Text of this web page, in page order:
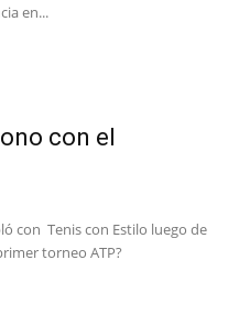
en...
con el
con Tenis con Estilo luego de
torneo ATP?